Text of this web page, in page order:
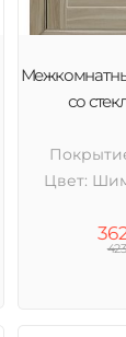
со
Цвет: